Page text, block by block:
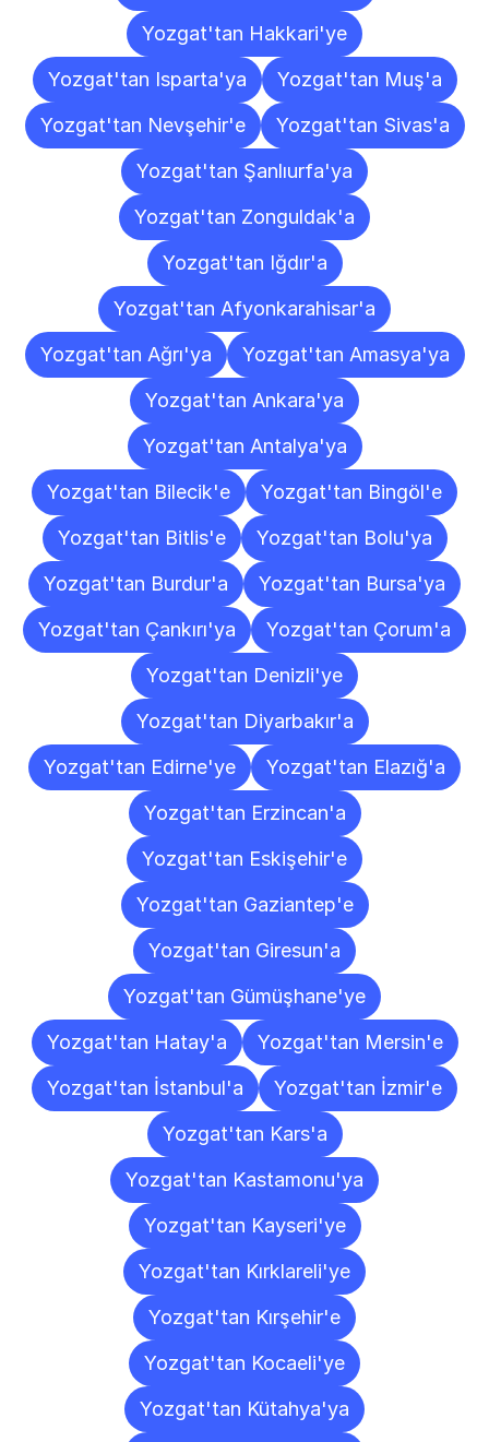
Yozgat'tan Hakkari'ye
Yozgat'tan Isparta'ya
Yozgat'tan Muş'a
Yozgat'tan Nevşehir'e
Yozgat'tan Sivas'a
Yozgat'tan Şanlıurfa'ya
Yozgat'tan Zonguldak'a
Yozgat'tan Iğdır'a
Yozgat'tan Afyonkarahisar'a
Yozgat'tan Ağrı'ya
Yozgat'tan Amasya'ya
Yozgat'tan Ankara'ya
Yozgat'tan Antalya'ya
Yozgat'tan Bilecik'e
Yozgat'tan Bingöl'e
Yozgat'tan Bitlis'e
Yozgat'tan Bolu'ya
Yozgat'tan Burdur'a
Yozgat'tan Bursa'ya
Yozgat'tan Çankırı'ya
Yozgat'tan Çorum'a
Yozgat'tan Denizli'ye
Yozgat'tan Diyarbakır'a
Yozgat'tan Edirne'ye
Yozgat'tan Elazığ'a
Yozgat'tan Erzincan'a
Yozgat'tan Eskişehir'e
Yozgat'tan Gaziantep'e
Yozgat'tan Giresun'a
Yozgat'tan Gümüşhane'ye
Yozgat'tan Hatay'a
Yozgat'tan Mersin'e
Yozgat'tan İstanbul'a
Yozgat'tan İzmir'e
Yozgat'tan Kars'a
Yozgat'tan Kastamonu'ya
Yozgat'tan Kayseri'ye
Yozgat'tan Kırklareli'ye
Yozgat'tan Kırşehir'e
Yozgat'tan Kocaeli'ye
Yozgat'tan Kütahya'ya